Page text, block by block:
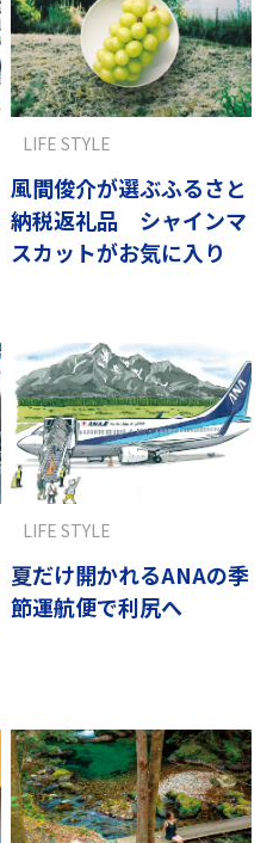
風間俊介が選ぶふるさと
納税返礼品 シャインマ
スカットがお気に入り
LIFE STYLE
夏だけ開かれるANAの季
節運航便で利尻へ
LIFE STYLE